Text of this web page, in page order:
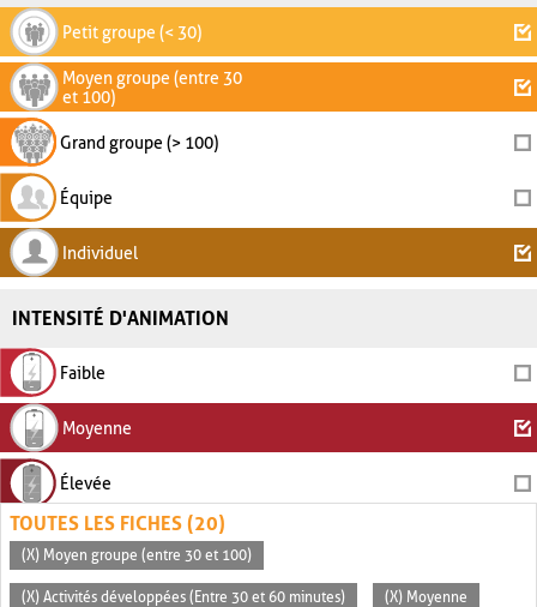
Petit groupe (< 30)
Moyen groupe (entre 30
et 100)
Grand groupe (> 100)
Équipe
Individuel
INTENSITÉ D'ANIMATION
Faible
Moyenne
Élevée
TOUTES LES FICHES (20)
(X) Moyen groupe (entre 30 et 100)
(X) Activités développées (Entre 30 et 60 minutes) (X) Moyenne